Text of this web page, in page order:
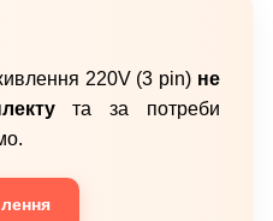
220V (3 pin) не
та за потреби